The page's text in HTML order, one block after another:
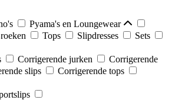
Pyama's en Loungewear
Tops Slipdresses
Sets
Corrigerende jurken
Corrigerende
slips
Corrigerende tops